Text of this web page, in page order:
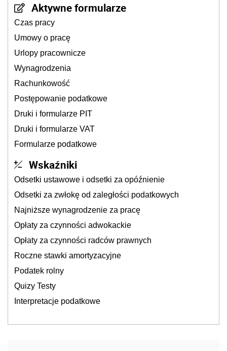
Aktywne formularze
Czas pracy
Umowy o pracę
Urlopy pracownicze
Wynagrodzenia
Rachunkowość
Postępowanie podatkowe
Druki i formularze PIT
Druki i formularze VAT
Formularze podatkowe
Wskaźniki
Odsetki ustawowe i odsetki za opóźnienie
Odsetki za zwłokę od zaległości podatkowych
Najniższe wynagrodzenie za pracę
Opłaty za czynności adwokackie
Opłaty za czynności radców prawnych
Roczne stawki amortyzacyjne
Podatek rolny
Quizy Testy
Interpretacje podatkowe